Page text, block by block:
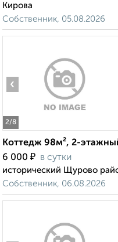
Кирова
Собственник, 05.08.2026
2/8
‹
Коттедж 98м², 2-
6 000 ₽ в сутки
исторический Щурово
Собственник, 06.08.2026